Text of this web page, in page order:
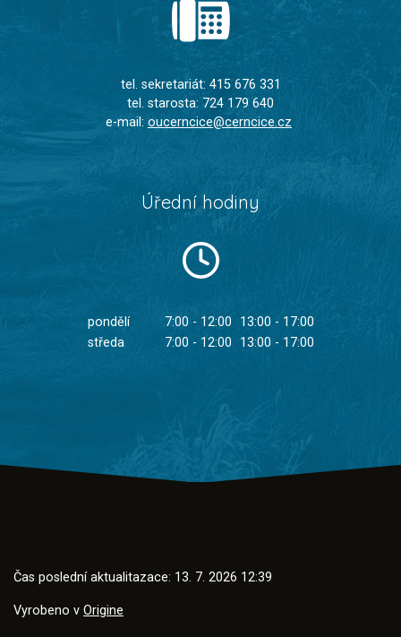
tel. sekretariát: 415 676 331
tel. starosta: 724 179 640
e-mail: oucerncice@cerncice.cz
Úřední hodiny
pondělí 7:00 - 12:00
13:00 - 17:00
středa
7:00 - 12:00 13:00 - 17:00
Čas poslední aktualitazace: 13. 7. 2026 12:39
Vyrobeno v Origine